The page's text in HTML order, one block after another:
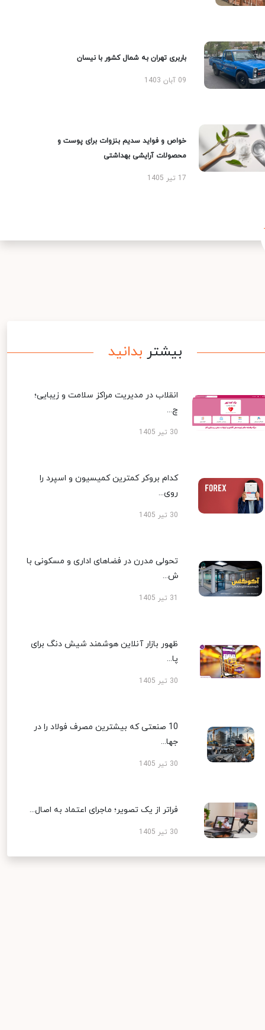
باربری تهران به شمال کشور با نیسان
09 آبان 1403
خواص و فواید سدیم بنزوات برای پوست و
محصولات آرایشی بهداشتی
17 تیر 1405
بیشتر بدانید
انقلاب در مدیریت مراکز سلامت و زیبایی؛
چ...
30 تیر 1405
کدام بروکر کمترین کمیسیون و اسپرد را
روی...
30 تیر 1405
تحولی مدرن در فضاهای اداری و مسکونی با
ش...
ظهور بازار آنلاین هوشمند شیش دنگ برای
پا...
30 تیر 1405
10 صنعتی که بیشترین مصرف فولاد را در
جها...
30 تیر 1405
فراتر از یک تصویر؛ ماجرای اعتماد به اصال...
30 تیر 1405